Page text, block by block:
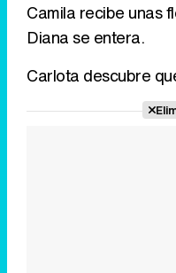
Camila recibe unas
Diana se entera.
Carlota descubre